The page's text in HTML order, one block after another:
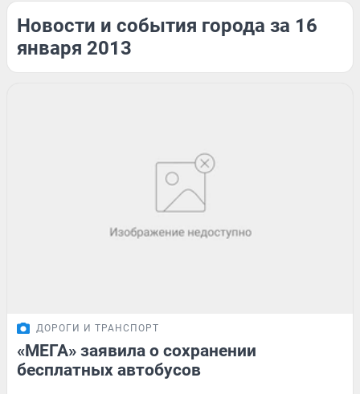
Новости и события города за 16
января 2013
ДОРОГИ И ТРАНСПОРТ
«МЕГА» заявила о сохранении
бесплатных автобусов